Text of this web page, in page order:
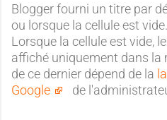
Blogger fourni un titre par
ou lorsque la cellule est vide.
Lorsque la cellule est vide,
affiché uniquement dans la
de ce dernier dépend de la
Google
de